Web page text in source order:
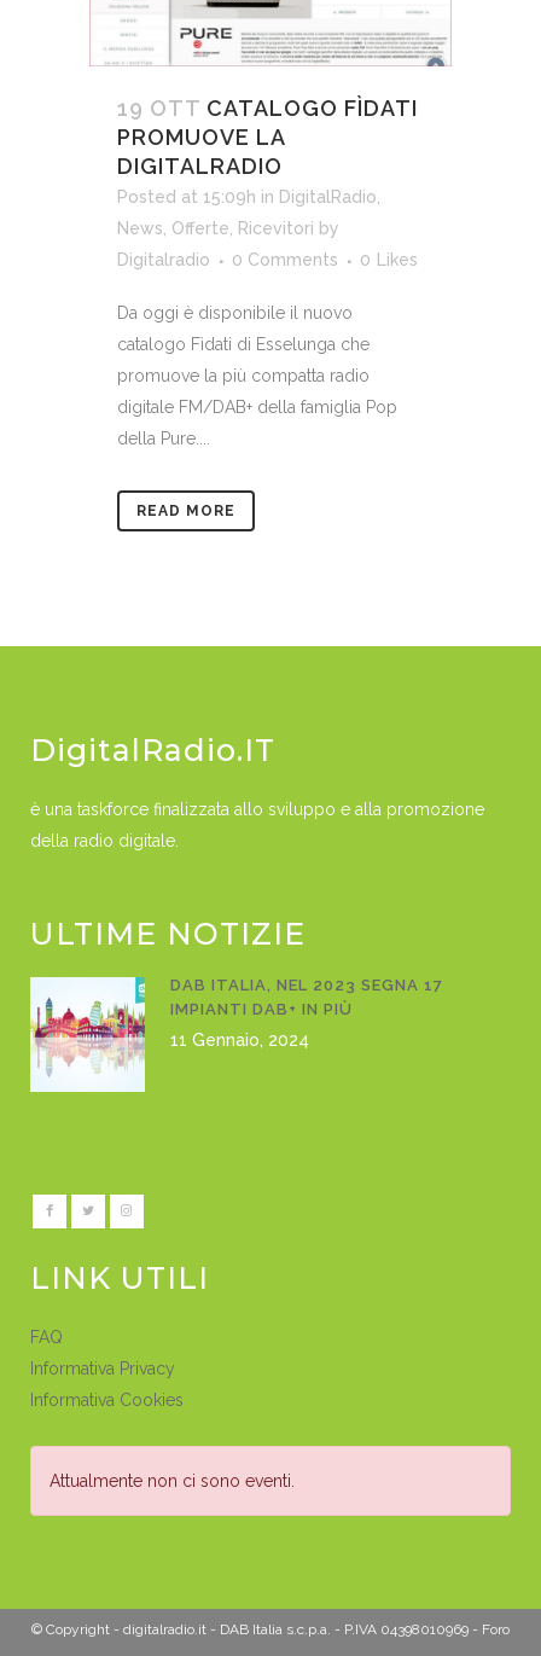
19 OTT CATALOGO FÌDATI
PROMUOVE LA
DIGITALRADIO
Posted at 15:09h in DigitalRadio
News Offerte Ricevitori by
Digitalradio
0 Comments 0 Likes
Da oggi è disponibile il nuovo
catalogo Fìdati di Esselunga che
promuove la più compatta radio
digitale FM/DAB+ della famiglia Pop
della Pure....
READ MORE
DigitalRadio.IT
è una taskforce finalizzata allo sviluppo e alla promozione
della radio digitale.
ULTIME NOTIZIE
DAB ITALIA, NEL 2023 SEGNA 17
IMPIANTI DAB+ IN PIÙ
11 Gennaio, 2024
LINK UTILI
FAQ
Informativa Privacy
Informativa Cookies
Attualmente non ci sono eventi.
© Copyright - digitalradio.it - DAB Italia s.c.p.a. - P.IVA 04398010969 - Foro